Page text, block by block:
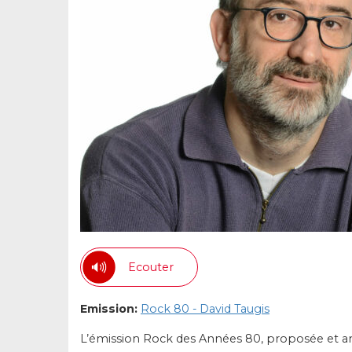
Ecouter
Emission: Rock 80 - David Taugis
L’émission Rock des Années 80, proposée et